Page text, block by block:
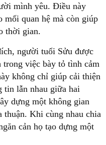
mình yêu. Điều này
mối quan hệ mà còn giúp
thời gian.
người tuổi Sửu được
việc bày tỏ tình cảm
không chỉ giúp cải thiện
tin lẫn nhau giữa hai
dựng một không gian
thuận. Khi cùng nhau chia
cản họ tạo dựng một